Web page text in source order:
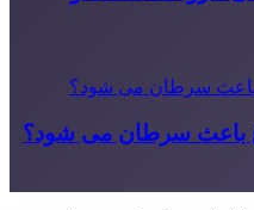
باعث سرطان می شود؟